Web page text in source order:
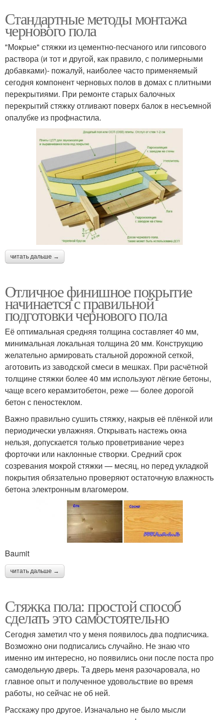
Стандартные методы монтажа
чернового пола
"Мокрые" стяжки из цементно-песчаного или гипсового
раствора (и тот и другой, как правило, с полимерными
добавками)- пожалуй, наиболее часто применяемый
сегодня компонент черновых полов в домах с плитными
перекрытиями. При ремонте старых балочных
перекрытий стяжку отливают поверх балок в несъемной
опалубке из профнастила.
читать дальше →
Отличное финишное покрытие
начинается с правильной
подготовки чернового пола
Её оптимальная средняя толщина составляет 40 мм,
минимальная локальная толщина 20 мм. Конструкцию
желательно армировать стальной дорожной сеткой,
аготовить из заводской смеси в мешках. При расчётной
толщине стяжки более 40 мм используют лёгкие бетоны,
чаще всего керамзитобетон, реже — более дорогой
бетон с пеностеклом.
Важно правильно сушить стяжку, накрыв её плёнкой или
периодически увлажняя. Открывать настежь окна
нельзя, допускается только проветривание через
форточки или наклонные створки. Средний срок
созревания мокрой стяжки — месяц, но перед укладкой
покрытия обязательно проверяют остаточную влажность
бетона электронным влагомером.
Baumit
читать дальше →
Стяжка пола: простой способ
сделать это самостоятельно
Сегодня заметил что у меня появилось два подписчика.
Возможно они подписались случайно. Не знаю что
именно им интересно, но появились они после поста про
самодельную дверь. Та дверь меня разочаровала, но
главное опыт и полученное удовольствие во время
работы, но сейчас не об ней.
Расскажу про другое. Изначально не было мысли